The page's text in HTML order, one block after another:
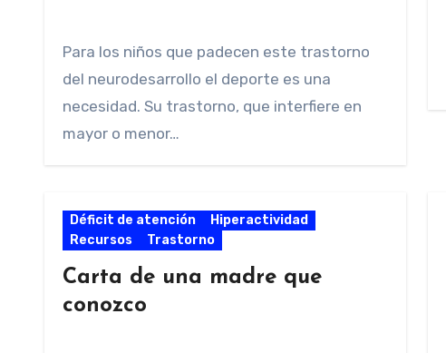
Para los niños que padecen este trastorno
del neurodesarrollo el deporte es una
necesidad. Su trastorno, que interfiere en
mayor o menor…
Déficit de atención
Hiperactividad
Recursos
Trastorno
Carta de una madre que
conozco